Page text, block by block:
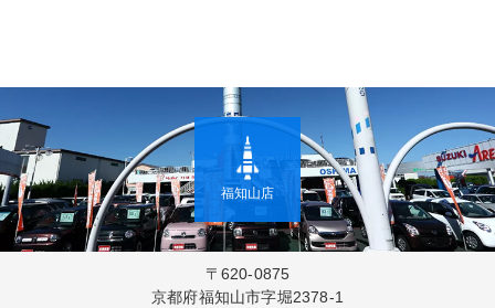
福知山店
〒620-0875
京都府福知山市字堀2378-1